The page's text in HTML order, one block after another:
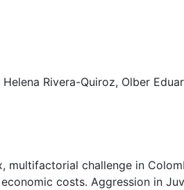
Rivera-Quiroz, Olber
multifactorial challenge in
costs. Aggression in